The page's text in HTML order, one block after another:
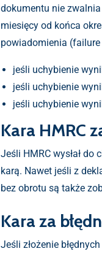
dokumentu nie
miesięcy od końca
powiadomienia
jeśli uchybienie
jeśli uchybienie
jeśli uchybienie
Kara HMRC
Jeśli HMRC wysłał
karą. Nawet jeśli z
bez obrotu są także
Kara za
Jeśli złożenie